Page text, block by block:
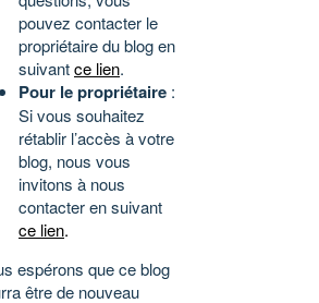
pouvez contacter le
propriétaire du blog en
suivantce lien.
Pour le propriétaire :
Si vous souhaitez
rétablir l’accès à votre
blog, nous vous
invitons à nous
contacter en suivant
ce lien.
espérons que ce blog
être de nouveau